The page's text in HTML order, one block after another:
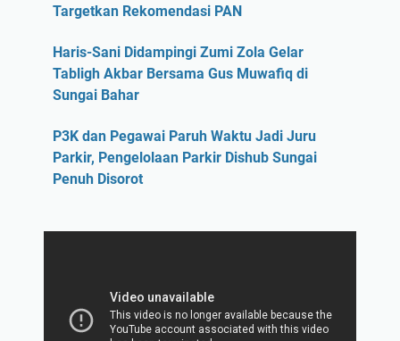
Targetkan Rekomendasi PAN
Haris-Sani Didampingi Zumi Zola Gelar
Tabligh Akbar Bersama Gus Muwafiq di
Sungai Bahar
P3K dan Pegawai Paruh Waktu Jadi Juru
Parkir, Pengelolaan Parkir Dishub Sungai
Penuh Disorot